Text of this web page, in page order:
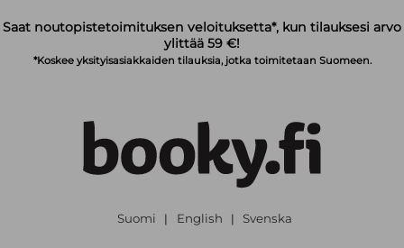
Saat noutopistetoimituksen veloituksetta*, kun tilauksesi arvo
ylittää 59 €!
*Koskee yksityisasiakkaiden tilauksia, jotka toimitetaan Suomeen.
Suomi | English | Svenska